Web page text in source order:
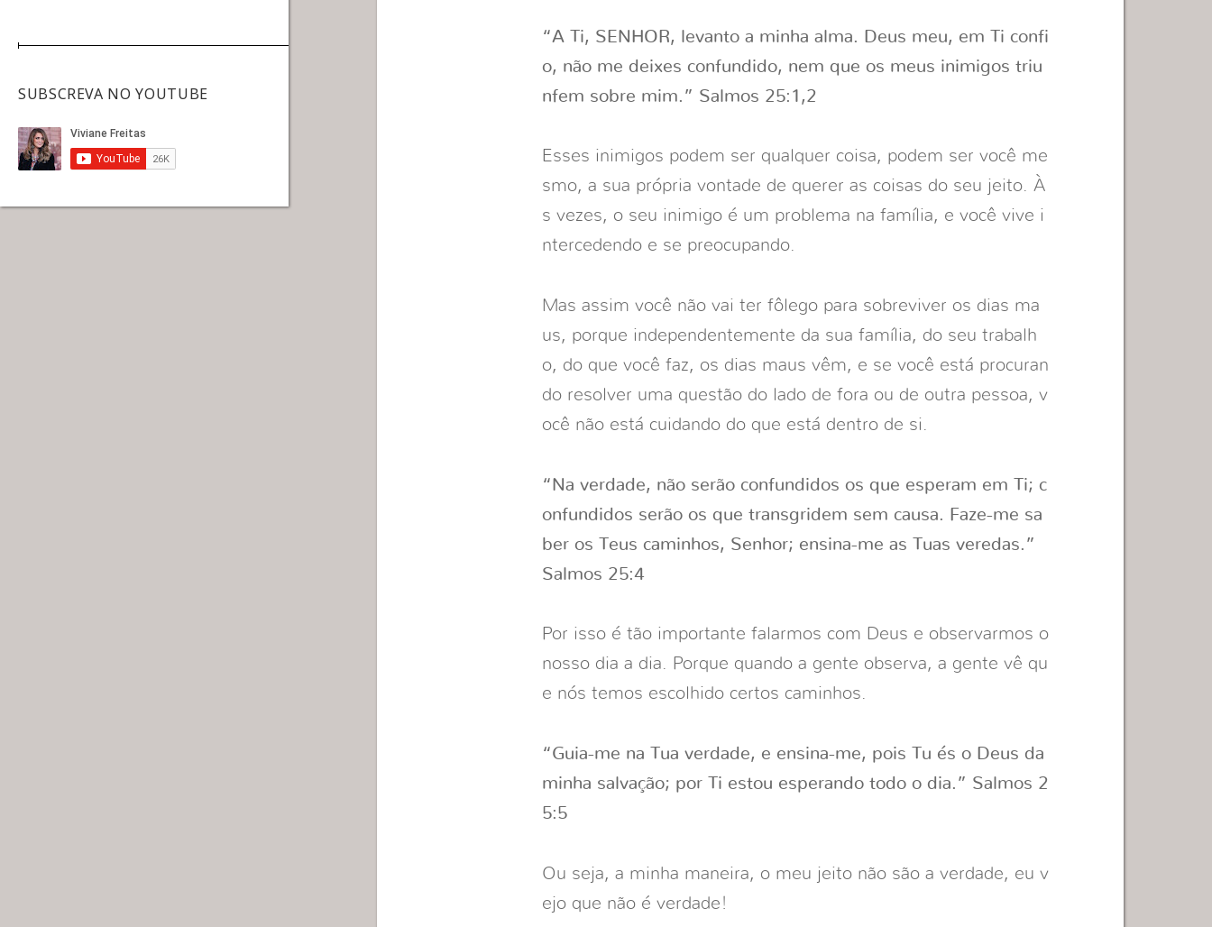
SUBSCREVA NO YOUTUBE
“A Ti, SENHOR, levanto a minha alma. Deus meu, em Ti confi
o, não me deixes confundido, nem que os meus inimigos triu
nfem sobre mim.” Salmos 25:1,2
Esses inimigos podem ser qualquer coisa, podem ser você me
smo, a sua própria vontade de querer as coisas do seu jeito. À
s vezes, o seu inimigo é um problema na família, e você vive i
ntercedendo e se preocupando.
Mas assim você não vai ter fôlego para sobreviver os dias ma
us, porque independentemente da sua família, do seu trabalh
o, do que você faz, os dias maus vêm, e se você está procuran
do resolver uma questão do lado de fora ou de outra pessoa, v
ocê não está cuidando do que está dentro de si.
“Na verdade, não serão confundidos os que esperam em Ti; c
onfundidos serão os que transgridem sem causa. Faze-me sa
ber os Teus caminhos, Senhor; ensina-me as Tuas veredas.”
Salmos 25:4
Por isso é tão importante falarmos com Deus e observarmos o
nosso dia a dia. Porque quando a gente observa, a gente vê qu
e nós temos escolhido certos caminhos.
“Guia-me na Tua verdade, e ensina-me, pois Tu és o Deus da
minha salvação; por Ti estou esperando todo o dia.” Salmos 2
5:5
Ou seja, a minha maneira, o meu jeito não são a verdade, eu v
ejo que não é verdade!